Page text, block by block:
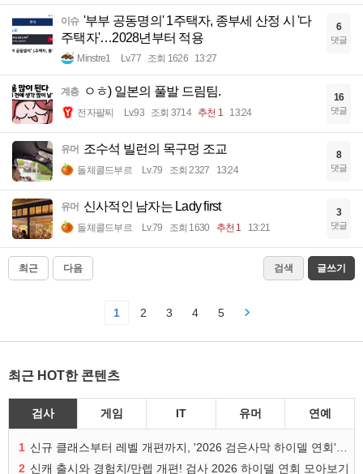
이슈 '부부 공동명의' 1주택자, 종부세 산정 시 '다
주택자'…2028년부터 적용
Minstre1 Lv.77 조회 1626 13:27
6
댓글
계층 ㅇㅎ) 일본의 풀발 드림팀.
전자팔찌 Lv.93 조회 3714 추천 1 13:24
16
댓글
유머 조수석 빌런의 목구멍 조교
돌체콜드부르 Lv.79 조회 2327 13:24
8
댓글
유머 신사적인 남자는 Lady first
돌체콜드부르 Lv.79 조회 1630 추천 1 13:21
3
댓글
최근 다음 검색 글쓰기
1 2 3 4 5
최근 HOT한 콘텐츠
검사 게임 IT 유머 연예
1
2 신캐 출시와 경험치/만렙 개편! 검사 2026 하이델 연회 모아보기